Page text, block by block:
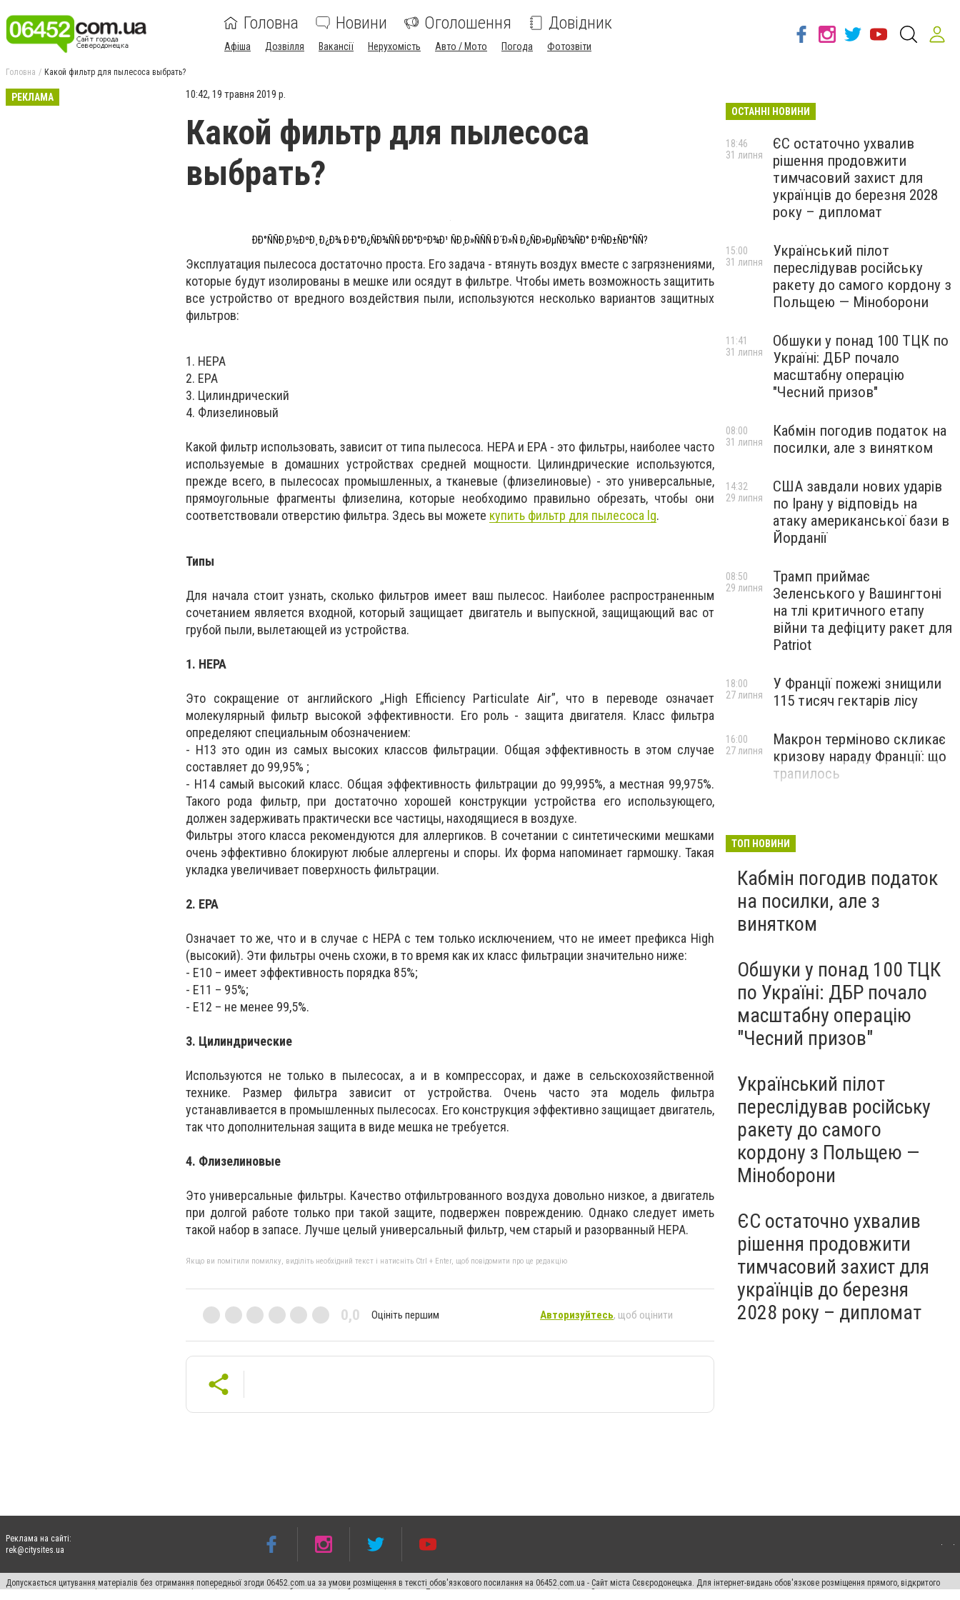
Головна Новини Оголошення Довідник
Афіша Дозвілля Вакансії Нерухомість Авто / Мото Погода Фотозвіти
Головна Какой фильтр для пылесоса выбрать?
РЕКЛАМА 10:42, 19 травня 2019 р.
Какой фильтр для пылесоса
выбрать?
ÐÐ°ÑÑÐ¸Ð½ÐºÐ¸ Ð¿Ð¾ Ð·Ð°Ð¿ÑÐ¾ÑÑ ÐÐ°ÐºÐ¾Ð¹ ÑÐ¸Ð»ÑÑÑ Ð´Ð»Ñ Ð¿ÑÐ»ÐµÑÐ¾ÑÐ° Ð²ÑÐ±ÑÐ°ÑÑ?
Эксплуатация пылесоса достаточно проста. Его задача - втянуть воздух вместе с загрязнениями,
которые будут изолированы в мешке или осядут в фильтре. Чтобы иметь возможность защитить
все устройство от вредного воздействия пыли, используются несколько вариантов защитных
фильтров:
1. HEPA
2. EPA
3. Цилиндрический
4. Флизелиновый
Какой фильтр использовать, зависит от типа пылесоса. HEPA и EPA - это фильтры, наиболее часто
используемые в домашних устройствах средней мощности. Цилиндрические используются,
прежде всего, в пылесосах промышленных, а тканевые (флизелиновые) - это универсальные,
прямоугольные фрагменты флизелина, которые необходимо правильно обрезать, чтобы они
соответствовали отверстию фильтра. Здесь вы можете купить фильтр для пылесоса lg.
Типы
Для начала стоит узнать, сколько фильтров имеет ваш пылесос. Наиболее распространенным
сочетанием является входной, который защищает двигатель и выпускной, защищающий вас от
грубой пыли, вылетающей из устройства.
1. HEPA
Это сокращение от английского „High Efficiency Particulate Air”, что в переводе означает
молекулярный фильтр высокой эффективности. Его роль - защита двигателя. Класс фильтра
определяют специальным обозначением:
- Н13 это один из самых высоких классов фильтрации. Общая эффективность в этом случае
составляет до 99,95% ;
- H14 самый высокий класс. Общая эффективность фильтрации до 99,995%, а местная 99,975%.
Такого рода фильтр, при достаточно хорошей конструкции устройства его использующего,
должен задерживать практически все частицы, находящиеся в воздухе.
Фильтры этого класса рекомендуются для аллергиков. В сочетании с синтетическими мешками
очень эффективно блокируют любые аллергены и споры. Их форма напоминает гармошку. Такая
укладка увеличивает поверхность фильтрации.
2. EPA
Означает то же, что и в случае с HEPA с тем только исключением, что не имеет префикса High
(высокий). Эти фильтры очень схожи, в то время как их класс фильтрации значительно ниже:
- E10 – имеет эффективность порядка 85%;
- E11 – 95%;
- E12 – не менее 99,5%.
3. Цилиндрические
Используются не только в пылесосах, а и в компрессорах, и даже в сельскохозяйственной
технике. Размер фильтра зависит от устройства. Очень часто эта модель фильтра
устанавливается в промышленных пылесосах. Его конструкция эффективно защищает двигатель,
так что дополнительная защита в виде мешка не требуется.
4. Флизелиновые
Это универсальные фильтры. Качество отфильтрованного воздуха довольно низкое, а двигатель
при долгой работе только при такой защите, подвержен повреждению. Однако следует иметь
такой набор в запасе. Лучше целый универсальный фильтр, чем старый и разорванный НЕРА.
Якщо ви помітили помилку, виділіть необхідний текст і натисніть Ctrl + Enter, щоб повідомити про це редакцію
0,0 Оцініть першим Авторизуйтесь, щоб оцінити
ОСТАННІ НОВИНИ
ЄС остаточно ухвалив
рішення продовжити
тимчасовий захист для
українців до березня 2028
року – дипломат
18:46
31 липня
Український пілот
переслідував російську
ракету до самого кордону з
Польщею — Міноборони
15:00
31 липня
Обшуки у понад 100 ТЦК по
Україні: ДБР почало
масштабну операцію
"Чесний призов"
11:41
31 липня
Кабмін погодив податок на
посилки, але з винятком
08:00
31 липня
США завдали нових ударів
по Ірану у відповідь на
атаку американської бази в
Йорданії
14:32
29 липня
Трамп приймає
Зеленського у Вашингтоні
на тлі критичного етапу
війни та дефіциту ракет для
Patriot
08:50
29 липня
У Франції пожежі знищили
115 тисяч гектарів лісу
18:00
27 липня
Макрон терміново скликає
кризову нараду Франції: що
трапилось
16:00
27 липня
ТОП НОВИНИ
Кабмін погодив податок
на посилки, але з
винятком
Обшуки у понад 100 ТЦК
по Україні: ДБР почало
масштабну операцію
"Чесний призов"
Український пілот
переслідував російську
ракету до самого
кордону з Польщею —
Міноборони
ЄС остаточно ухвалив
рішення продовжити
тимчасовий захист для
українців до березня
2028 року – дипломат
Реклама на сайті:
rek@citysites.ua
Допускається цитування матеріалів без отримання попередньої згоди 06452.com.ua за умови розміщення в тексті обов'язкового посилання на 06452.com.ua - Сайт міста Сєвєродонецька. Для інтернет-видань обов'язкове розміщення прямого, відкритого
для пошукових систем гіперпосилання на цитовані статті не нижче другого абзацу в тексті або в якості джерела. Порушення виняткових прав переслідується Законом.